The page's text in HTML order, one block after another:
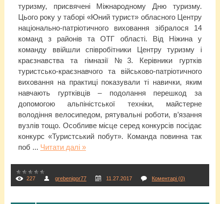
туризму, присвячені Міжнародному Дню туризму.
Цього року у таборі «Юний турист» обласного Центру
національно-патріотичного виховання зібралося 14
команд з районів та ОТГ області. Від Ніжина у
команду ввійшли співробітники Центру туризму і
краєзнавства та гімназії №3. Керівники гуртків
туристсько-краєзнавчого та військово-патріотичного
виховання на практиці показували ті навички, яким
навчають гуртківців – подолання перешкод за
допомогою альпіністської техніки, майстерне
володіння велосипедом, рятувальні роботи, в’язання
вузлів тощо. Особливе місце серед конкурсів посідає
конкурс «Туристський побут». Команда повинна так
поб ... Читати далі »
227 grebenigor77 11.27.2017 Коментарі (0)